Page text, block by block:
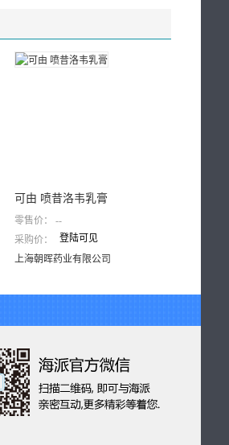
可由 喷昔洛韦乳膏
上海朝晖药业有限公司
可由 喷昔洛韦乳膏
零售价：
--
采购价：
登陆可见
上海朝晖药业有限公司